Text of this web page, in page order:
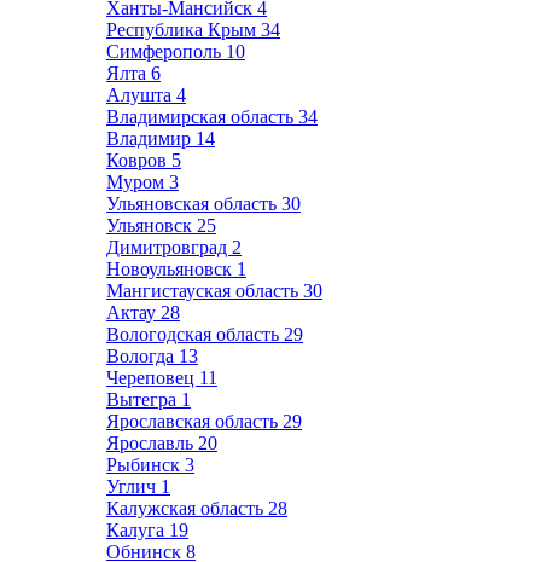
Ханты-Мансийск 4
Республика Крым 34
Симферополь 10
Ялта 6
Алушта 4
Владимирская область 34
Владимир 14
Ковров 5
Муром 3
Ульяновская область 30
Ульяновск 25
Димитровград 2
Новоульяновск 1
Мангистауская область 30
Актау 28
Вологодская область 29
Вологда 13
Череповец 11
Вытегра 1
Ярославская область 29
Ярославль 20
Рыбинск 3
Углич 1
Калужская область 28
Калуга 19
Обнинск 8